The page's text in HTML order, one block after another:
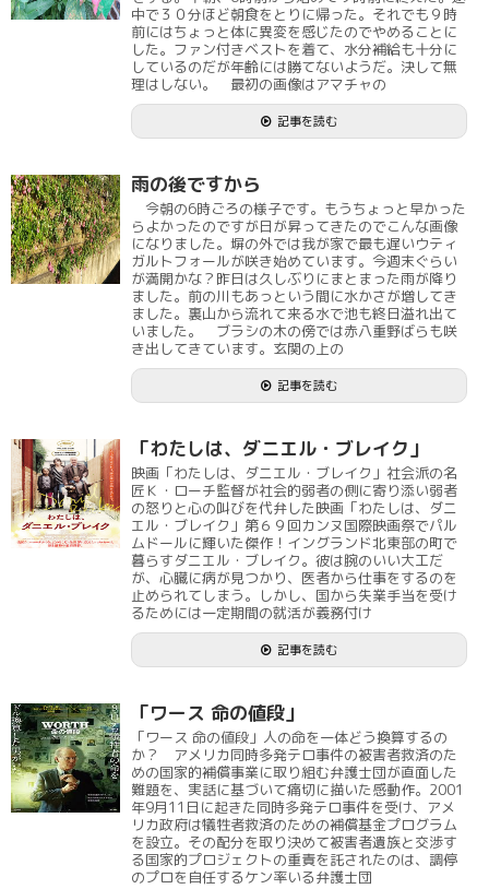
中で３０分ほど朝食をとりに帰った。それでも９時
前にはちょっと体に異変を感じたのでやめることに
した。ファン付きベストを着て、水分補給も十分に
しているのだが年齢には勝てないようだ。決して無
理はしない。 最初の画像はアマチャの
記事を読む
雨の後ですから
今朝の6時ごろの様子です。もうちょっと早かった
らよかったのですが日が昇ってきたのでこんな画像
になりました。塀の外では我が家で最も遅いウティ
ガルトフォールが咲き始めています。今週末ぐらい
が満開かな？昨日は久しぶりにまとまった雨が降り
ました。前の川もあっという間に水かさが増してき
ました。裏山から流れて来る水で池も終日溢れ出て
いました。 ブラシの木の傍では赤八重野ばらも咲
き出してきています。玄関の上の
記事を読む
「わたしは、ダニエル・ブレイク」
映画「わたしは、ダニエル・ブレイク」社会派の名
匠Ｋ・ローチ監督が社会的弱者の側に寄り添い弱者
の怒りと心の叫びを代弁した映画「わたしは、ダニ
エル・ブレイク」第６９回カンヌ国際映画祭でパル
ムドールに輝いた傑作！イングランド北東部の町で
暮らすダニエル・ブレイク。彼は腕のいい大工だ
が、心臓に病が見つかり、医者から仕事をするのを
止められてしまう。しかし、国から失業手当を受け
るためには一定期間の就活が義務付け
記事を読む
「ワース 命の値段」
「ワース 命の値段」人の命を一体どう換算するの
か？ アメリカ同時多発テロ事件の被害者救済のた
めの国家的補償事業に取り組む弁護士団が直面した
難題を、実話に基づいて痛切に描いた感動作。2001
年9月11日に起きた同時多発テロ事件を受け、アメ
リカ政府は犠牲者救済のための補償基金プログラム
を設立。その配分を取り決めて被害者遺族と交渉す
る国家的プロジェクトの重責を託されたのは、調停
のプロを自任するケン率いる弁護士団